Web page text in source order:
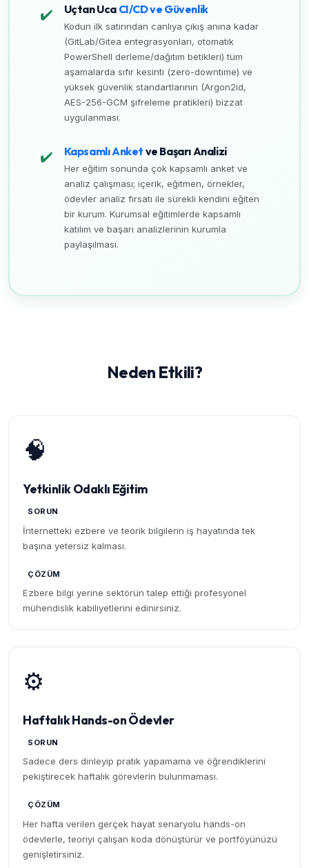
✔️ Uçtan Uca CI/CD ve Güvenlik
Kodun ilk satırından canlıya çıkış anına kadar
(GitLab/Gitea entegrasyonları, otomatik
PowerShell derleme/dağıtım betikleri) tüm
aşamalarda sıfır kesinti (zero-downtime) ve
yüksek güvenlik standartlarının (Argon2id,
AES-256-GCM şifreleme pratikleri) bizzat
uygulanması.
✔️ Kapsamlı Anket ve Başarı Analizi
Her eğitim sonunda çok kapsamlı anket ve
analiz çalışması; içerik, eğitmen, örnekler,
ödevler analiz fırsatı ile sürekli kendini eğiten
bir kurum. Kurumsal eğitimlerde kapsamlı
katılım ve başarı analizlerinin kurumla
paylaşılması.
Neden Etkili?
🧠
Yetkinlik Odaklı Eğitim
SORUN
İnternetteki ezbere ve teorik bilgilerin iş hayatında tek
başına yetersiz kalması.
ÇÖZÜM
Ezbere bilgi yerine sektörün talep ettiği profesyonel
mühendislik kabiliyetlerini edinirsiniz.
⚙️
Haftalık Hands-on Ödevler
SORUN
Sadece ders dinleyip pratik yapamama ve öğrendiklerini
pekiştirecek haftalık görevlerin bulunmaması.
ÇÖZÜM
Her hafta verilen gerçek hayat senaryolu hands-on
ödevlerle, teoriyi çalışan koda dönüştürür ve portföyünüzü
genişletirsiniz.